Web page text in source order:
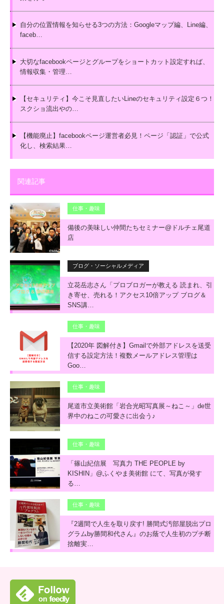
自分の位置情報を知らせる3つの方法：Googleマップ編、Line編、
faceb…
大切なfacebookページとグループをショートカット設定すれば、
情報収集・管理…
【セキュリティ】今こそ見直したいLineのセキュリティ設定６つ！
スクショ流出やの…
【機能廃止】facebookページ運営者必見！ページ「認証」で公式
化し、検索結果…
関連記事
仕事・趣味
備後の美味しい仲間たちセミナー@ドルチェ尾道
店
ブログ・ソーシャルメディア
立花岳志さん「プロブロガーが教える 読まれ、引
き寄せ、売れる！アクセス10倍アップ ブログ＆
SNS講…
仕事・趣味
【2020年 図解付き】Gmailで外部アドレスを送受
信する設定方法！複数メールアドレス管理は
Goo…
仕事・趣味
尾道市立美術館「岩合光昭写真展～ねこ～」de世
界中のねこの可愛さに出会う♪
仕事・趣味
「篠山紀信展 写真力 THE PEOPLE by
KISHIN」@ふくやま美術館 にて、写真が発す
る…
仕事・趣味
『2週間で人生を取り戻す! 勝間式汚部屋脱出プロ
グラムby勝間和代さん』のお蔭で人生初のプチ断
捨離実…